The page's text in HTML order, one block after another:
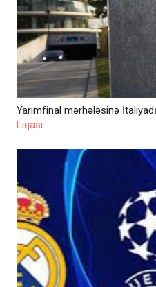
Yarımfinal mərhələsinə
Liqası